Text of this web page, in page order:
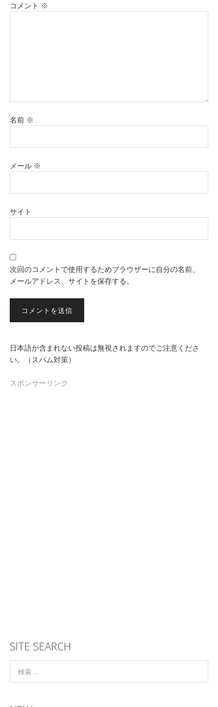
コメント ※
名前 ※
メール ※
サイト
次回のコメントで使用するためブラウザーに自分の名前、
メールアドレス、サイトを保存する。
日本語が含まれない投稿は無視されますのでご注意くださ
い。（スパム対策）
スポンサーリンク
SITE SEARCH